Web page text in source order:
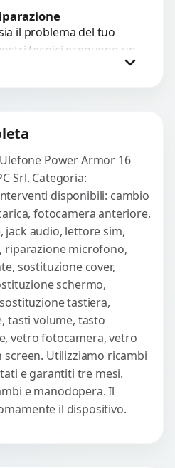
Preventivo
WhatsApp
il problema del tuo
tecnici eseguono un
con strumenti
Power Armor 16
Srl. Categoria:
disponibili: cambio
fotocamera anteriore,
audio, lettore sim,
riparazione microfono,
sostituzione cover,
schermo,
tastiera,
tasti volume, tasto
vetro fotocamera, vetro
Utilizziamo ricambi
e garantiti tre mesi.
e manodopera. Il
il dispositivo.